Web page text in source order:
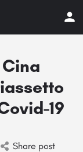
19
Share post